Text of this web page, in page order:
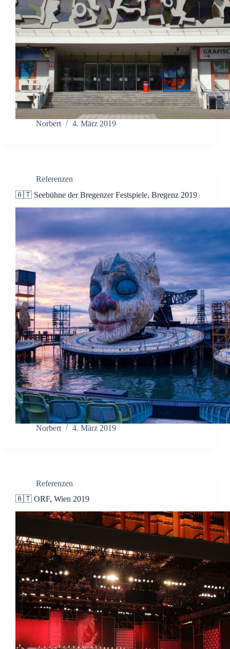
Norbert 4. März 2019
Referenzen
🇦🇹 Seebühne der Bregenzer Festspiele, Bregenz 2019
Norbert 4. März 2019
Referenzen
🇦🇹 ORF, Wien 2019